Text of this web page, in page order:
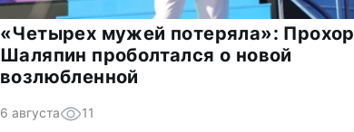
«Четырех мужей потеряла»: Прохор
Шаляпин проболтался о новой
возлюбленной
6 августа 11